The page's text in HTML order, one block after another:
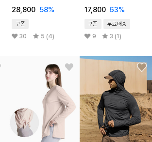
28,800 58%
쿠폰
30 5 (4)
17,800 63%
쿠폰 무료배송
9 3 (1)